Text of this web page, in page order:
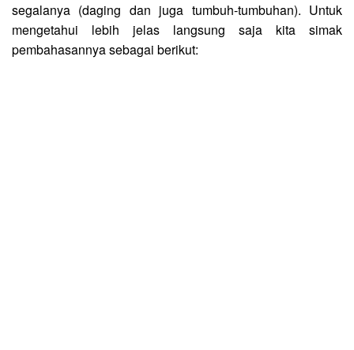
segalanya (daging dan juga tumbuh-tumbuhan). Untuk
mengetahui lebih jelas langsung saja kita simak
pembahasannya sebagai berikut: